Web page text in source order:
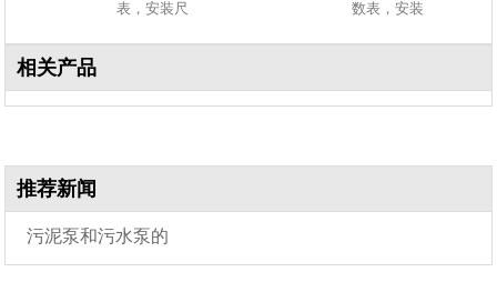
表，安装尺
数表，安装
相关产品
推荐新闻
污泥泵和污水泵的